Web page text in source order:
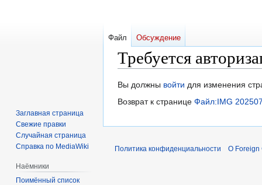
Требуется
Перейти
к
Перейти
к
Вы должны войти для изменения
Возврат к странице Файл:IMG
Файл Обсуждение
Заглавная страница
Свежие правки
Случайная страница
Справка по MediaWiki
Наёмники
Поимённый список
Политика конфиденциальности О Foreign